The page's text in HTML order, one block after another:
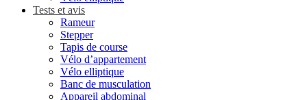
Tests et avis
Rameur
Stepper
Tapis de course
Vélo d’appartement
Vélo elliptique
Banc de musculation
Appareil abdominal